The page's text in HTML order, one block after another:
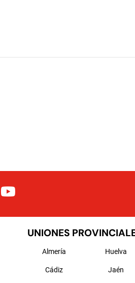
UNIONES
Almería
Cádiz
Huelva
Jaén